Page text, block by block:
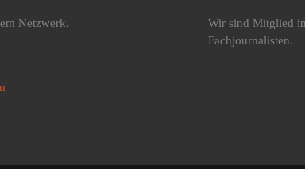
Netzwerk.
Wir sind Mitglied
Fachjournalisten.